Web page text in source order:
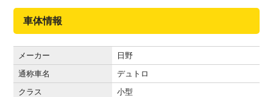
車体情報
メーカー
日野
通称車名
デュトロ
クラス
小型